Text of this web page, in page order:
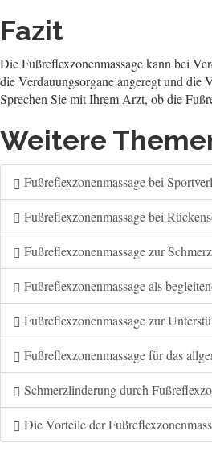
Fazit
Die Fußreflexzonenmassage kann bei
die Verdauungsorgane angeregt und die
Sprechen Sie mit Ihrem Arzt, ob die
Weitere
Fußreflexzonenmassage bei
Fußreflexzonenmassage bei
Fußreflexzonenmassage zur
Fußreflexzonenmassage als
Fußreflexzonenmassage zur
Fußreflexzonenmassage für das
Schmerzlinderung durch
Die Vorteile der